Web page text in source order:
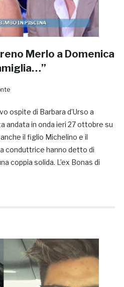
Merlo a Domenica
ospite di Barbara d’Urso a
andata in onda ieri 27 ottobre su
il figlio Michelino e il
conduttrice hanno detto di
coppia solida. L’ex Bonas di